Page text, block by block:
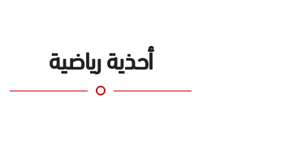
أحذية رياضية